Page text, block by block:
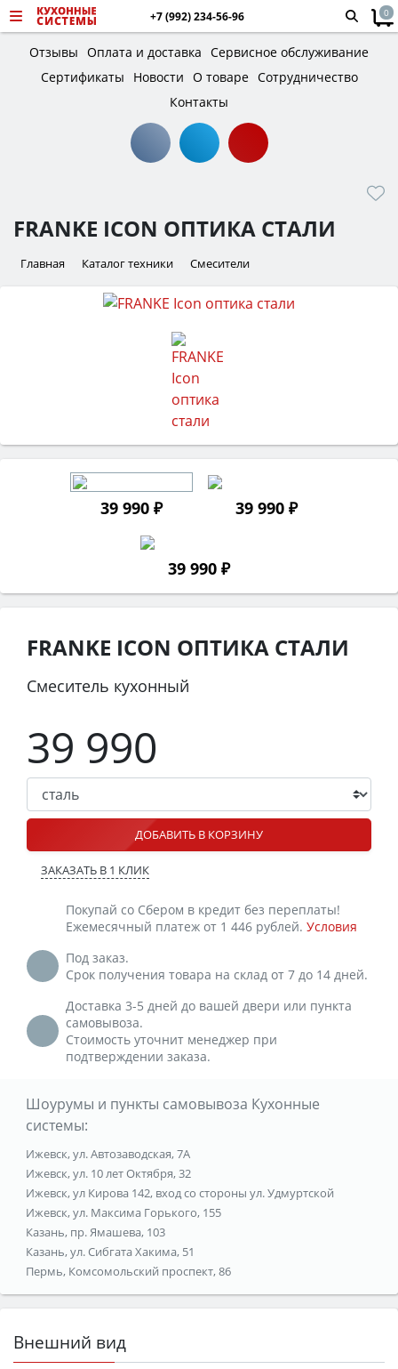
+7 (992) 234-56-96 0
Отзывы Оплата и доставка Сервисное обслуживание
Сертификаты
Новости О товаре Сотрудничество
Контакты
FRANKE ICON ОПТИКА СТАЛИ
Главная Каталог техники Смесители
39 990 ₽ 39 990 ₽
39 990 ₽
FRANKE ICON ОПТИКА СТАЛИ
Смеситель кухонный
39 990
ДОБАВИТЬ В КОРЗИНУ
ЗАКАЗАТЬ В 1 КЛИК
Покупай со Сбером в кредит без переплаты!
Ежемесячный платеж от 1 446 рублей. Условия
Под заказ.
Срок получения товара на склад от 7 до 14 дней.
Доставка 3-5 дней до вашей двери или пункта
самовывоза.
Стоимость уточнит менеджер при
подтверждении заказа.
Шоурумы и пункты самовывоза Кухонные
системы:
Ижевск, ул. Автозаводская, 7А
Ижевск, ул. 10 лет Октября, 32
Ижевск, ул Кирова 142, вход со стороны ул. Удмуртской
Ижевск, ул. Максима Горького, 155
Казань, пр. Ямашева, 103
Казань, ул. Сибгата Хакима, 51
Пермь, Комсомольский проспект, 86
Внешний вид